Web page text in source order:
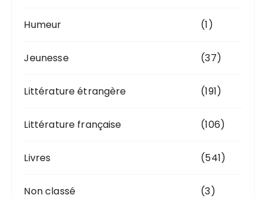
Humeur (1)
Jeunesse (37)
Littérature étrangère (191)
Littérature française (106)
Livres (541)
Non classé (3)